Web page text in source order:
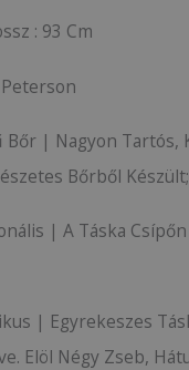
: 93 Cm
Bőr | Nagyon Tartós,
Bőrből Készült;
| A Táska
| Egyrekeszes
Elöl Négy Zseb,